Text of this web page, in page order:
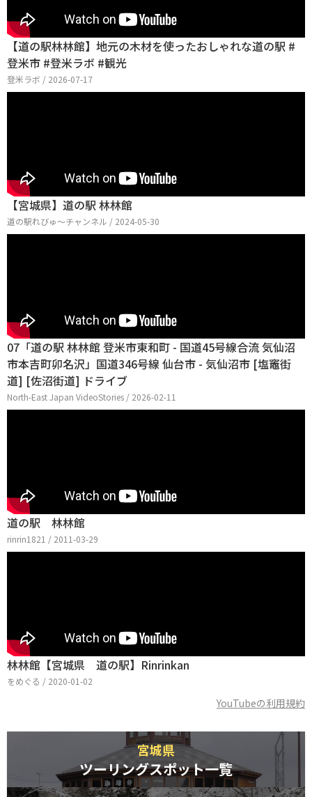
【道の駅林林館】地元の木材を使ったおしゃれな道の駅 #
登米市 #登米ラボ #観光
登米ラボ / 2026-07-17
【宮城県】道の駅 林林館
道の駅れびゅ〜チャンネル / 2024-05-30
07「道の駅 林林館 登米市東和町 - 国道45号線合流 気仙沼
市本吉町卯名沢」国道346号線 仙台市 - 気仙沼市 [塩竈街
道] [佐沼街道] ドライブ
North-East Japan VideoStories / 2026-02-11
道の駅 林林館
rinrin1821 / 2011-03-29
林林館【宮城県 道の駅】Rinrinkan
をめぐる / 2020-01-02
YouTubeの利用規約
宮城県
ツーリングスポット一覧